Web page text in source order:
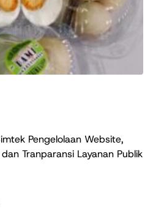
Pengelolaan Website,
Tranparansi Layanan Publik